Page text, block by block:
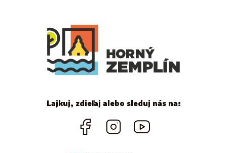
Lajkuj, zdieľaj alebo sleduj nás na: